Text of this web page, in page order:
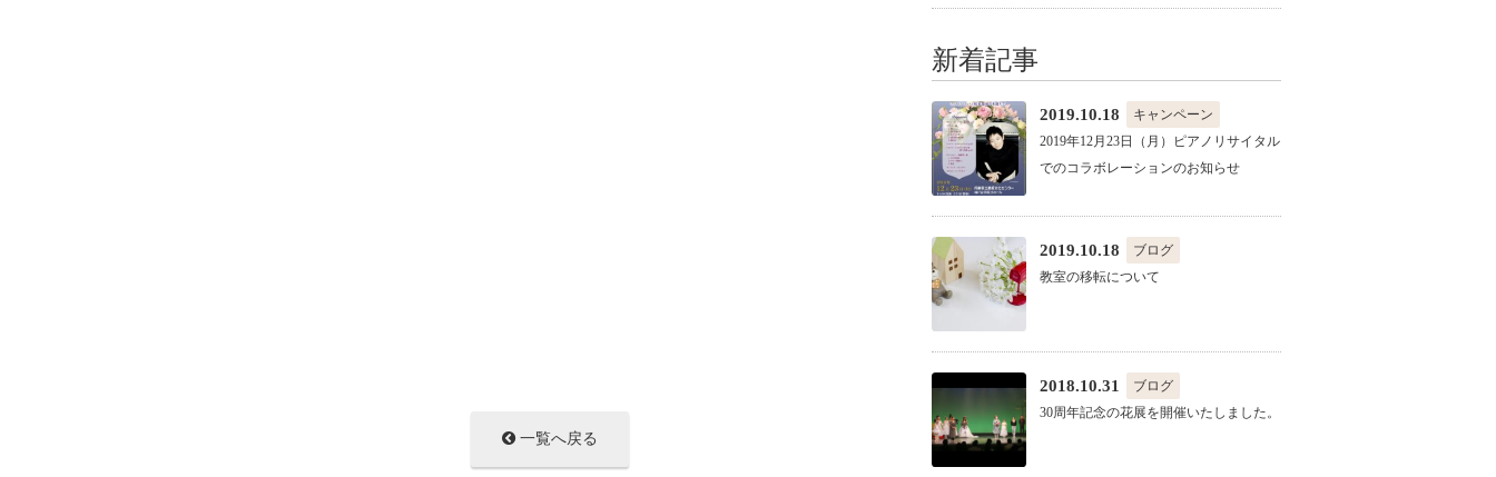
一覧へ戻る
新着記事
2019.10.18
キャンペーン
2019年12月23日（月）ピアノリサイタル
でのコラボレーションのお知らせ
2019.10.18
ブログ
教室の移転について
2018.10.31
ブログ
30周年記念の花展を開催いたしました。